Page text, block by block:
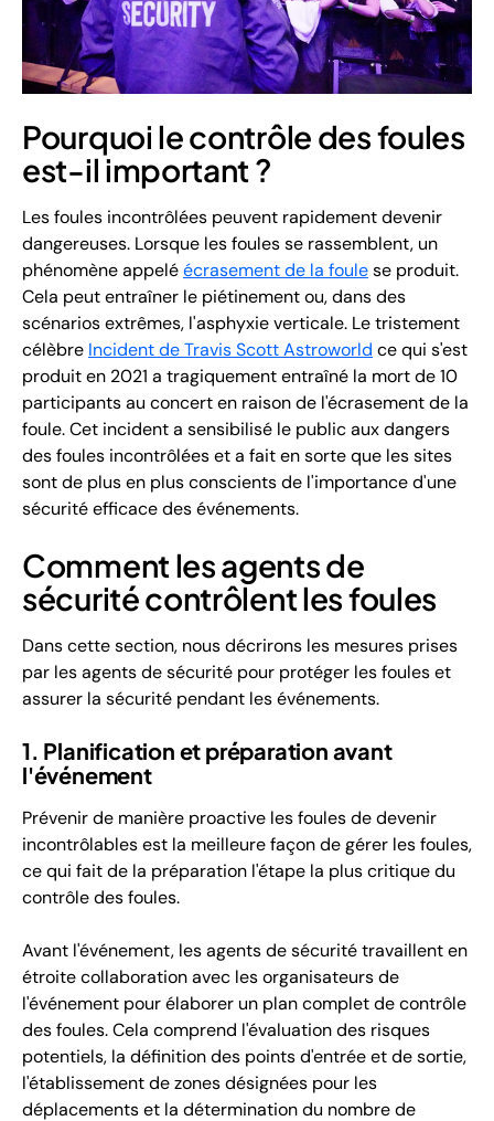
Pourquoi le contrôle des foules
est-il important ?
Les foules incontrôlées peuvent rapidement devenir
dangereuses. Lorsque les foules se rassemblent, un
phénomène appeléécrasement de la foulese produit.
Cela peut entraîner le piétinement ou, dans des
scénarios extrêmes, l'asphyxie verticale. Le tristement
célèbre Incident de Travis Scott Astroworld ce qui s'est
produit en 2021 a tragiquement entraîné la mort de 10
participants au concert en raison de l'écrasement de la
foule. Cet incident a sensibilisé le public aux dangers
des foules incontrôlées et a fait en sorte que les sites
sont de plus en plus conscients de l'importance d'une
sécurité efficace des événements.
Comment les agents de
sécurité contrôlent les foules
Dans cette section, nous décrirons les mesures prises
par les agents de sécurité pour protéger les foules et
assurer la sécurité pendant les événements.
1. Planification et préparation avant
l'événement
Prévenir de manière proactive les foules de devenir
incontrôlables est la meilleure façon de gérer les foules,
ce qui fait de la préparation l'étape la plus critique du
contrôle des foules.
Avant l'événement, les agents de sécurité travaillent en
étroite collaboration avec les organisateurs de
l'événement pour élaborer un plan complet de contrôle
des foules. Cela comprend l'évaluation des risques
potentiels, la définition des points d'entrée et de sortie,
l'établissement de zones désignées pour les
déplacements et la détermination du nombre de